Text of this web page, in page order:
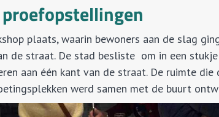
plaats, waarin bewoners aan de slag
de straat. De stad besliste om in een
aan één kant van de straat. De ruimte
werd samen met de buurt